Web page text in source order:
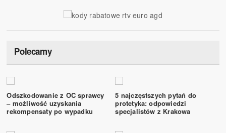
Polecamy
Odszkodowanie z OC sprawcy
– możliwość uzyskania
rekompensaty po wypadku
5 najczęstszych pytań do
protetyka: odpowiedzi
specjalistów z Krakowa